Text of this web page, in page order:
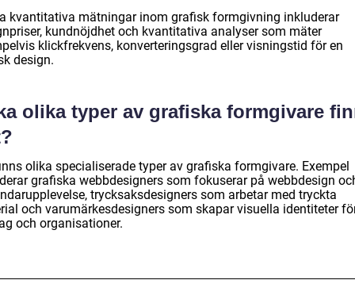
kvantitativa mätningar inom grafisk formgivning inkluderar
kundnöjdhet och kvantitativa analyser som mäter
klickfrekvens, konverteringsgrad eller visningstid för en
design.
olika typer av grafiska formgivare
olika specialiserade typer av grafiska formgivare. Exempel
grafiska webbdesigners som fokuserar på webbdesign
trycksaksdesigners som arbetar med tryckta
och varumärkesdesigners som skapar visuella identiteter
och organisationer.